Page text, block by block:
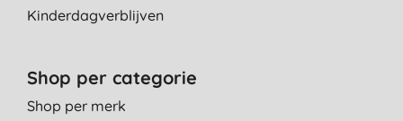
Kinderdagverblijven
Shop per categorie
Shop per merk